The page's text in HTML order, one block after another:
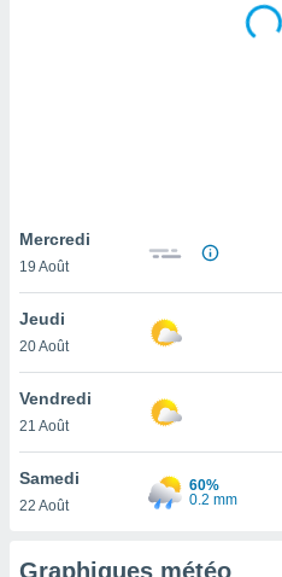
notre
que
et que
Mercredi
19 Août
Jeudi
20 Août
Vendredi
21 Août
Samedi
22 Août
60%
0.2 mm
Graphiques météo